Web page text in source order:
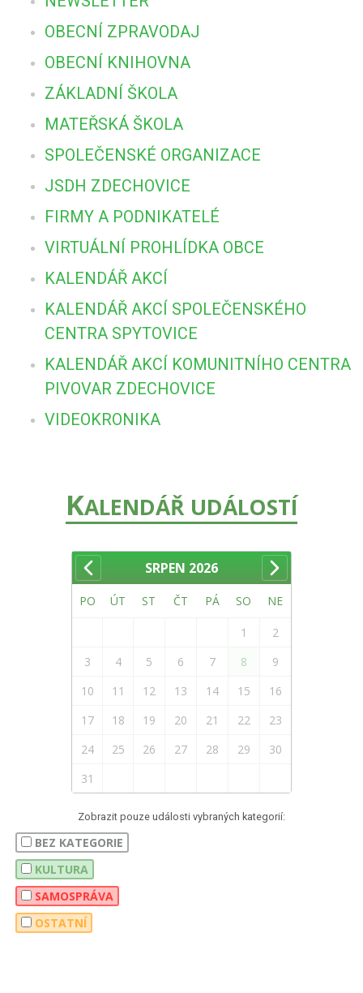
OBECNÍ ZPRAVODAJ
OBECNÍ KNIHOVNA
ZÁKLADNÍ ŠKOLA
MATEŘSKÁ ŠKOLA
SPOLEČENSKÉ ORGANIZACE
JSDH ZDECHOVICE
FIRMY A PODNIKATELÉ
VIRTUÁLNÍ PROHLÍDKA OBCE
KALENDÁŘ AKCÍ
KALENDÁŘ AKCÍ SPOLEČENSKÉHO
CENTRA SPYTOVICE
KALENDÁŘ AKCÍ KOMUNITNÍHO CENTRA
PIVOVAR ZDECHOVICE
VIDEOKRONIKA
KALENDÁŘ UDÁLOSTÍ
SRPEN 2026
PO ÚT ST ČT PÁ SO NE
1
2
3
4 5 6 7 8
9
10
11 12 13 14 15
16
17
18 19 20 21 22
23
24
25 26 27 28 29
30
31
Zobrazit pouze události vybraných kategorií:
BEZ KATEGORIE
KULTURA
SAMOSPRÁVA
OSTATNÍ